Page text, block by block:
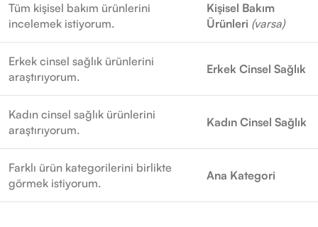
Tüm kişisel bakım ürünlerini
incelemek istiyorum.
Kişisel Bakım
Ürünleri (varsa)
Erkek cinsel sağlık ürünlerini
araştırıyorum.
Erkek Cinsel Sağlık
Kadın cinsel sağlık ürünlerini
araştırıyorum.
Kadın Cinsel Sağlık
Farklı ürün kategorilerini birlikte
görmek istiyorum.
Ana Kategori